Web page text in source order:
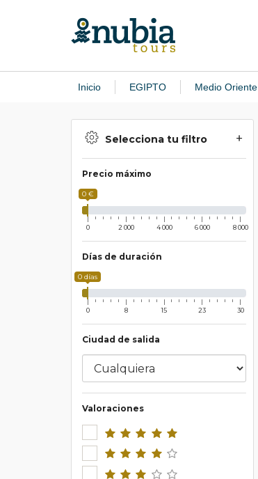
Inicio EGIPTO Medio Oriente
Selecciona tu filtro
Precio máximo
0 €
0 2 000 4 000 6 000 8 000
Días de duración
0 días
0 8 15 23 30
Ciudad de salida
Valoraciones